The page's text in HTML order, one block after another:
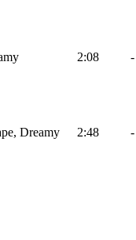
2:08 -
Dreamy 2:48 -